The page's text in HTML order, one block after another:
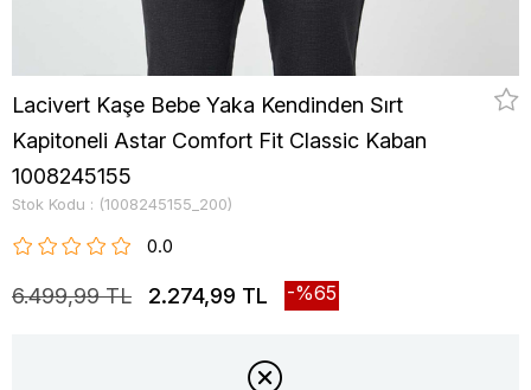
Lacivert Kaşe Bebe Yaka Kendinden Sırt
Kapitoneli Astar Comfort Fit Classic Kaban
1008245155
Stok Kodu (1008245155_200)
0.0
6.499,99 TL 2.274,99 TL 65